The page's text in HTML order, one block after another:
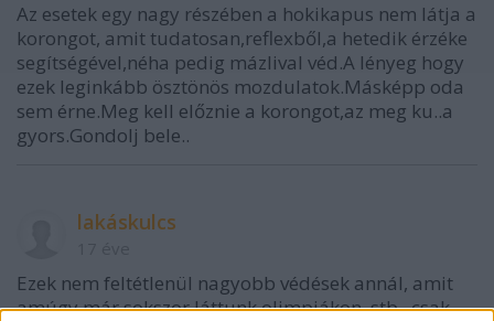
Az esetek egy nagy részében a hokikapus nem látja a
korongot, amit tudatosan,reflexből,a hetedik érzéke
segítségével,néha pedig mázlival véd.A lényeg hogy
ezek leginkább ösztönös mozdulatok.Másképp oda
sem érne.Meg kell előznie a korongot,az meg ku..a
gyors.Gondolj bele..
lakáskulcs
Ezek nem feltétlenül nagyobb védések annál, amit
amúgy már sokszor láttunk olimpiákon, stb., csak